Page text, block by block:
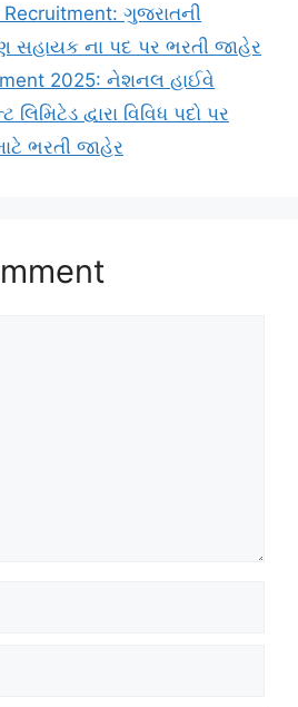
ગુજરાતની
સહાયક ના પદ પર ભરતી જાહેર
2025: નેશનલ હાઈવે
દ્વારા વિવિધ પદો પર
ભરતી જાહેર